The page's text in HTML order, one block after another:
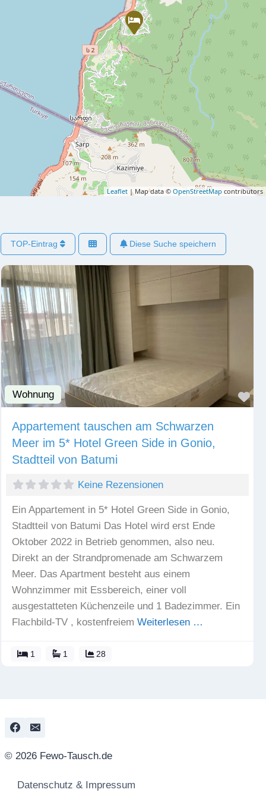
Leaflet | Map data © OpenStreetMap contributors
TOP-Eintrag Diese Suche speichern
Wohnung
Appartement tauschen am Schwarzen
Meer im 5* Hotel Green Side in Gonio,
Stadtteil von Batumi
Keine Rezensionen
Ein Appartement in 5* Hotel Green Side in Gonio,
Stadtteil von Batumi Das Hotel wird erst Ende
Oktober 2022 in Betrieb genommen, also neu.
Direkt an der Strandpromenade am Schwarzem
Meer. Das Apartment besteht aus einem
Wohnzimmer mit Essbereich, einer voll
ausgestatteten Küchenzeile und 1 Badezimmer. Ein
Flachbild-TV , kostenfreiem Weiterlesen …
1 1 28
© 2026 Fewo-Tausch.de
Datenschutz & Impressum